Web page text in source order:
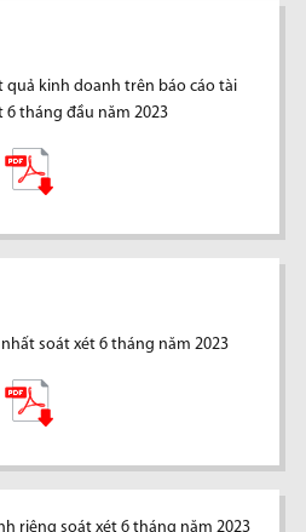
quả kinh doanh trên báo cáo tài
6 tháng đầu năm 2023
soát xét 6 tháng năm 2023
riêng soát xét 6 tháng năm 2023